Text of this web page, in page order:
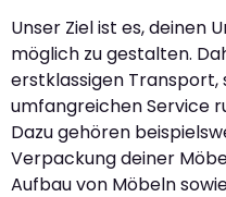
Unser Ziel ist es, deinen
möglich zu gestalten.
erstklassigen Transport,
umfangreichen Service
Dazu gehören
Verpackung deiner
Aufbau von Möbeln